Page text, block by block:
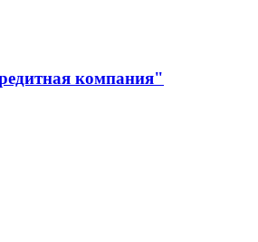
компания"